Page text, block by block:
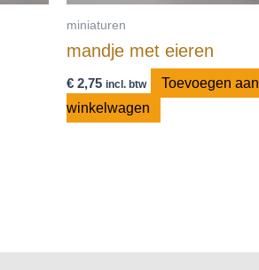
miniaturen
mandje met eieren
€ 2,75 incl. btw
Toevoegen aan
winkelwagen